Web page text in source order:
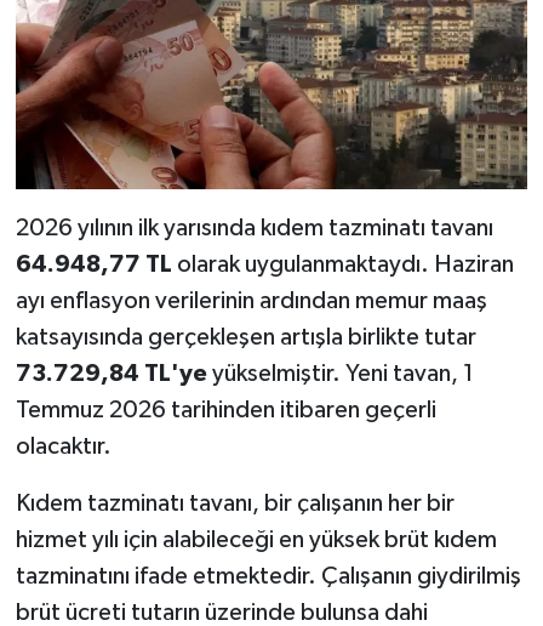
2026 yılının ilk yarısında kıdem tazminatı tavanı
64.948,77 TL olarak uygulanmaktaydı. Haziran
ayı enflasyon verilerinin ardından memur maaş
katsayısında gerçekleşen artışla birlikte tutar
73.729,84 TL'yeyükselmiştir. Yeni tavan, 1
Temmuz 2026 tarihinden itibaren geçerli
olacaktır.
Kıdem tazminatı tavanı, bir çalışanın her bir
hizmet yılı için alabileceği en yüksek brüt kıdem
tazminatını ifade etmektedir. Çalışanın giydirilmiş
brüt ücreti tutarın üzerinde bulunsa dahi